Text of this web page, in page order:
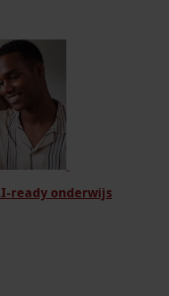
ready onderwijs